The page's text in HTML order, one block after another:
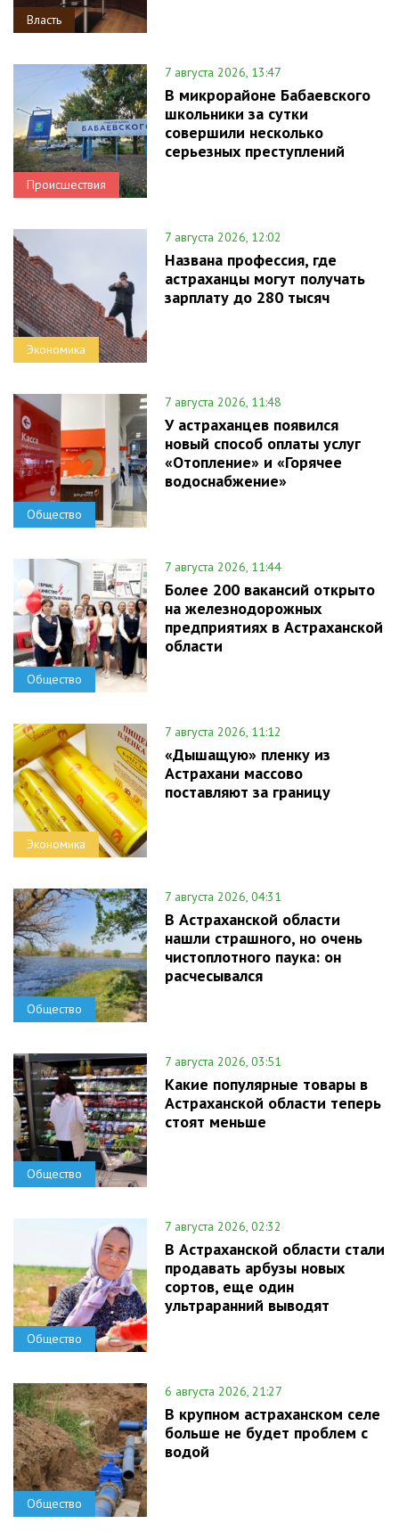
Власть
Происшествия
7 августа 2026, 13:47
В микрорайоне Бабаевского
школьники за сутки
совершили несколько
серьезных преступлений
Экономика
7 августа 2026, 12:02
Названа профессия, где
астраханцы могут получать
зарплату до 280 тысяч
Общество
7 августа 2026, 11:48
У астраханцев появился
новый способ оплаты услуг
«Отопление» и «Горячее
водоснабжение»
Общество
7 августа 2026, 11:44
Более 200 вакансий открыто
на железнодорожных
предприятиях в Астраханской
области
Экономика
7 августа 2026, 11:12
«Дышащую» пленку из
Астрахани массово
поставляют за границу
Общество
7 августа 2026, 04:31
В Астраханской области
нашли страшного, но очень
чистоплотного паука: он
расчесывался
Общество
7 августа 2026, 03:51
Какие популярные товары в
Астраханской области теперь
стоят меньше
Общество
7 августа 2026, 02:32
В Астраханской области стали
продавать арбузы новых
сортов, еще один
ультраранний выводят
Общество
6 августа 2026, 21:27
В крупном астраханском селе
больше не будет проблем с
водой